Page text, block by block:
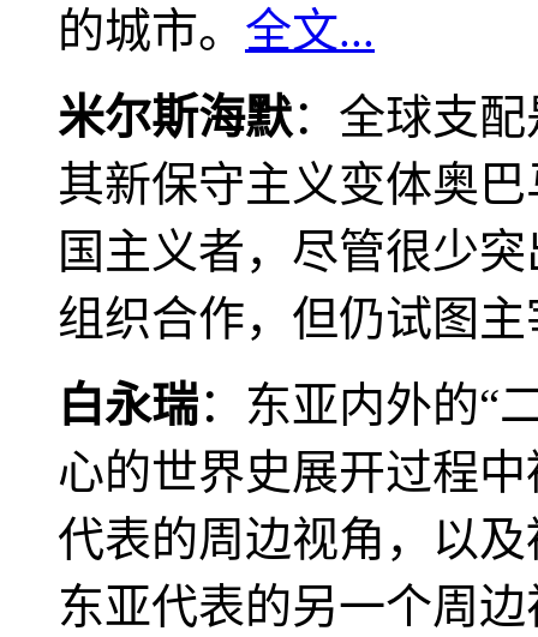
的城市。 全文...
米尔斯海默：全球支
其新保守主义变体奥
国主义者，尽管很少
组织合作，但仍试图
白永瑞：东亚内外的“
心的世界史展开过程
代表的周边视角，以
东亚代表的另一个周